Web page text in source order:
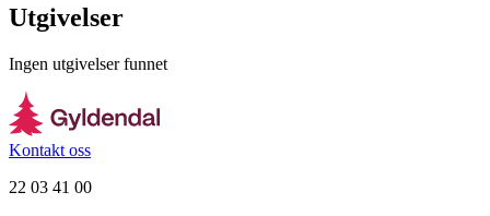
Utgivelser
Ingen utgivelser funnet
Kontakt oss
22 03 41 00